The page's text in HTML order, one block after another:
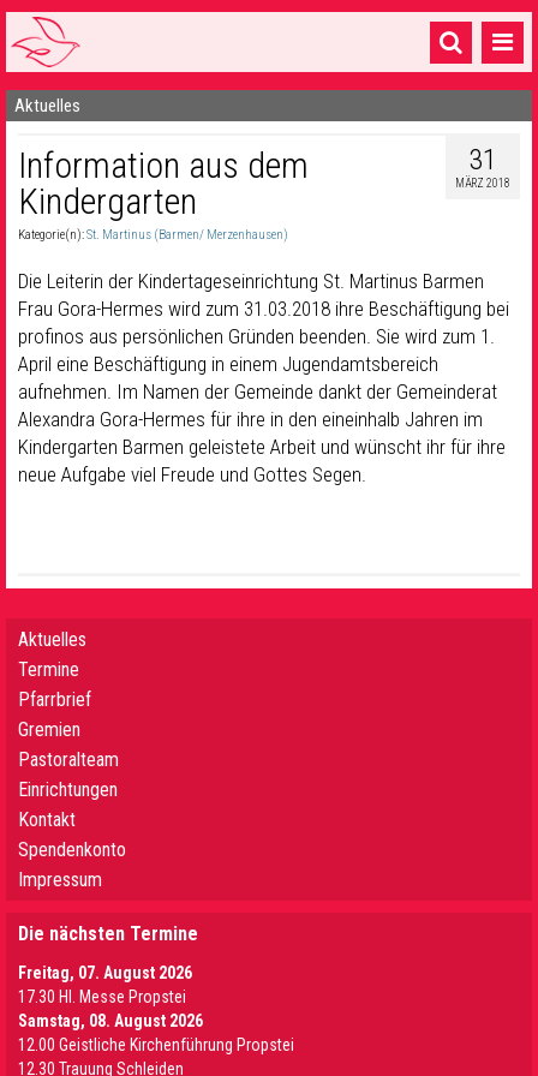
Startseite
1 Pfarrei
16 Gemeinden & mehr
Sakramente & Feste
Gemeinschaft & Soziales
Musik & Kultur
Seelsorge & Kontakt
Aktuelles
31
MÄRZ 2018
Information aus dem
Kindergarten
Kategorie(n):St. Martinus (Barmen/ Merzenhausen)
Die Leiterin der Kindertageseinrichtung St. Martinus Barmen
Frau Gora-Hermes wird zum 31.03.2018 ihre Beschäftigung bei
profinos aus persönlichen Gründen beenden. Sie wird zum 1.
April eine Beschäftigung in einem Jugendamtsbereich
aufnehmen. Im Namen der Gemeinde dankt der Gemeinderat
Alexandra Gora-Hermes für ihre in den eineinhalb Jahren im
Kindergarten Barmen geleistete Arbeit und wünscht ihr für ihre
neue Aufgabe viel Freude und Gottes Segen.
Aktuelles
Termine
Pfarrbrief
Gremien
Pastoralteam
Einrichtungen
Kontakt
Spendenkonto
Impressum
Die nächsten Termine
Freitag, 07. August 2026
17.30 Hl. Messe Propstei
Samstag, 08. August 2026
12.00 Geistliche Kirchenführung Propstei
12.30 Trauung Schleiden